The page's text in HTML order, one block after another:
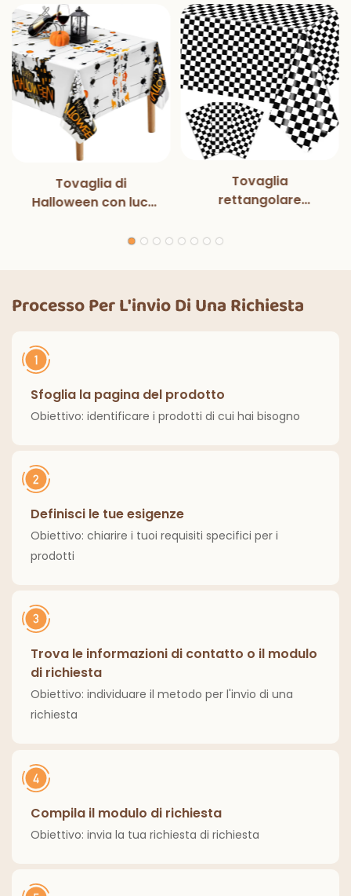
Tovaglia di
Halloween con luci
decorazioni per
cucina, decorazioni
per la casa
Tovaglia
rettangolare
nero con luci
decorazioni
classiche per interni
Processo Per L'invio Di Una Richiesta
Sfoglia la pagina del prodotto
Obiettivo: identificare i prodotti di cui hai bisogno
Definisci le tue esigenze
Obiettivo: chiarire i tuoi requisiti specifici per i
prodotti
Trova le informazioni di contatto o il modulo
di richiesta
Obiettivo: individuare il metodo per l'invio di una
richiesta
Compila il modulo di richiesta
Obiettivo: invia la tua richiesta di richiesta